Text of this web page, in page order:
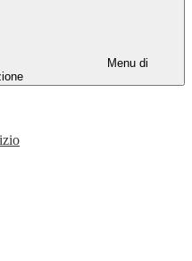
Menu di